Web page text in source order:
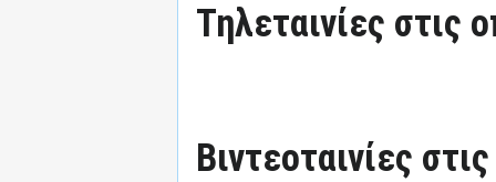
Τηλεταινίες στις
Βιντεοταινίες